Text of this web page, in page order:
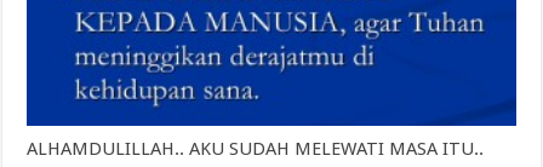
ALHAMDULILLAH.. AKU SUDAH MELEWATI MASA ITU..